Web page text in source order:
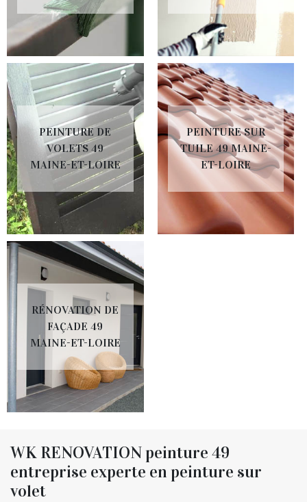
PEINTURE DE
VOLETS 49
MAINE-ET-LOIRE
PEINTURE SUR
TUILE 49 MAINE-
ET-LOIRE
RÉNOVATION DE
FAÇADE 49
MAINE-ET-LOIRE
WK RENOVATION peinture 49
entreprise experte en peinture sur
volet